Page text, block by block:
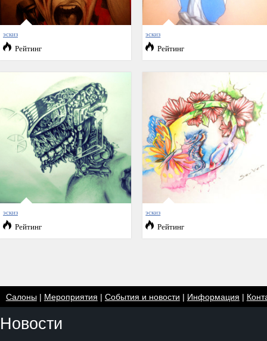
эскиз
Рейтинг
эскиз
Рейтинг
эскиз
Рейтинг
эскиз
Рейтинг
Салоны| Мероприятия | События и новости | Информация |
Новости